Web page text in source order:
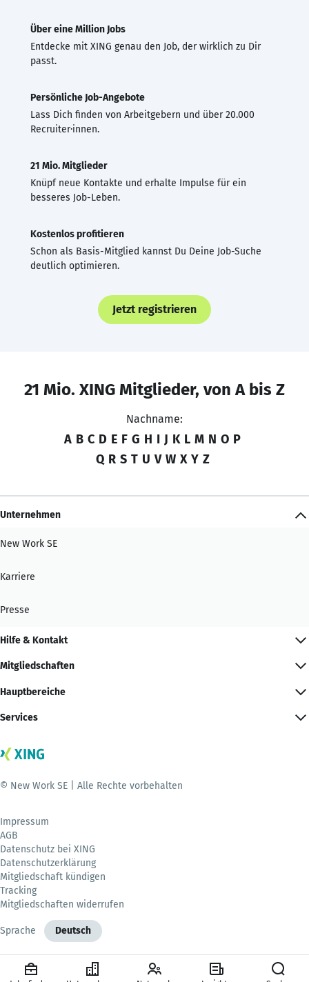
Über eine Million Jobs
Entdecke mit XING genau den Job, der wirklich zu Dir
passt.
Persönliche Job-Angebote
Lass Dich finden von Arbeitgebern und über 20.000
Recruiter·innen.
21 Mio. Mitglieder
Knüpf neue Kontakte und erhalte Impulse für ein
besseres Job-Leben.
Kostenlos profitieren
Schon als Basis-Mitglied kannst Du Deine Job-Suche
deutlich optimieren.
Jetzt registrieren
21 Mio. XING Mitglieder, von A bis Z
Nachname:
A B C D E F G H I J K L M N O P
Q R S T U V W X Y Z
Unternehmen
New Work SE
Karriere
Presse
Hilfe & Kontakt
Mitgliedschaften
Hauptbereiche
Services
© New Work SE | Alle Rechte vorbehalten
Impressum
AGB
Datenschutz bei XING
Datenschutzerklärung
Mitgliedschaft kündigen
Tracking
Mitgliedschaften widerrufen
Sprache Deutsch